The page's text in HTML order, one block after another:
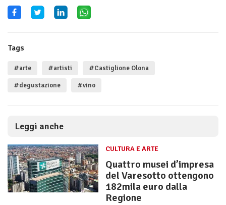
Tags
#arte #artisti #Castiglione Olona
#degustazione #vino
Leggi anche
CULTURA E ARTE
Quattro musei d’impresa
del Varesotto ottengono
182mila euro dalla
Regione